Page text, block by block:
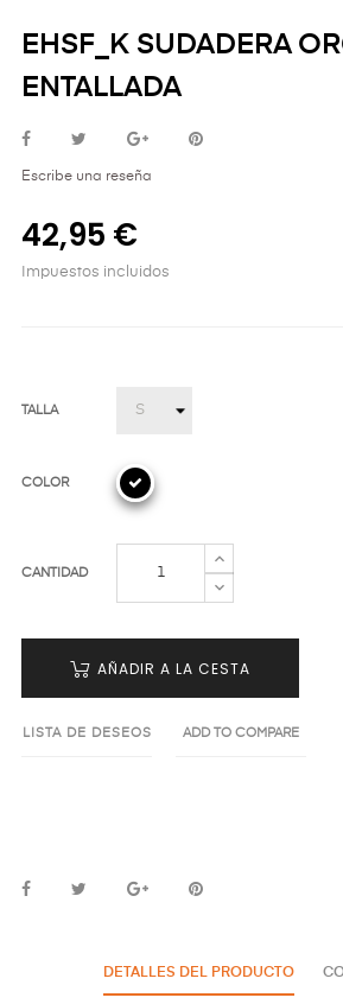
EHSF_K SUDADERA
ENTALLADA
Escribe una reseña
42,95 €
Impuestos incluidos
TALLA
COLOR
CANTIDAD
AÑADIR A LA CESTA
LISTA DE DESEOS ADD TO COMPARE
DETALLES DEL PRODUCTO